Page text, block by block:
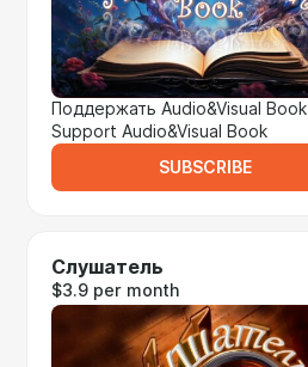
Поддержать Audio&Visual Book
Support Audio&Visual Book
SUBSCRIBE
Слушатель
$3.9 per month